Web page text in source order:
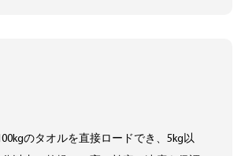
のタオルを直接ロードでき、5kg以